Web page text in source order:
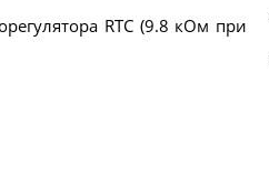
RTC (9.8 кОм при